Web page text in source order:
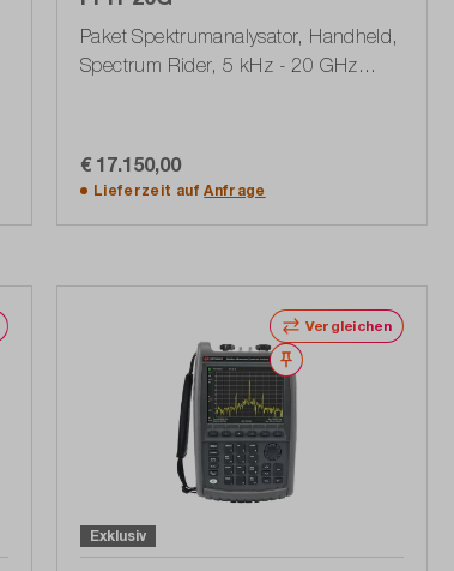
Paket Spektrumanalysator, Handheld,
Spectrum Rider, 5 kHz - 20 GHz
€ 17.150,00
Lieferzeit aufAnfrage
Vergleichen
Merken
Exklusiv